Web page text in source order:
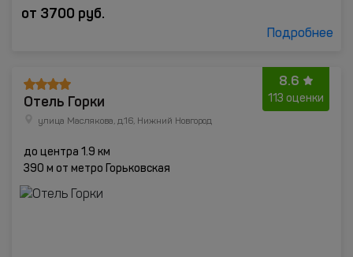
от 3700 руб.
Подробнее
8.6
113 оценки
Отель Горки
улица Маслякова, д.16, Нижний Новгород
до центра 1.9 км
390 м от метро Горьковская